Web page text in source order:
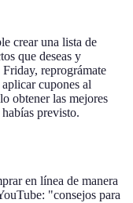
crear una lista de
que deseas y
reprográmate
cupones al
obtener las mejores
previsto.
en línea de manera
"consejos para